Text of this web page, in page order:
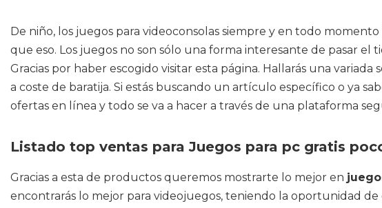
De niño, los juegos para videoconsolas siempre y en todo
que eso. Los juegos no son sólo una forma interesante de pasar el
Gracias por haber escogido visitar esta página. Hallarás una
a coste de baratija. Si estás buscando un artículo específico o ya
ofertas en línea y todo se va a hacer a través de una plataforma
Listado top ventas para Juegos para pc gratis
Gracias a esta de productos queremos mostrarte lo mejor en
encontrarás lo mejor para videojuegos, teniendo la oportunidad